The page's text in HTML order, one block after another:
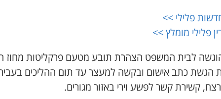
פלילי >>
פלילי מומלץ >>
לבית המשפט הצהרת תובע מטעם פרקליטות מחוז
הגשת כתב אישום ובקשה למעצר עד תום ההליכים
רצח, קשירת קשר לפשע וירי באזור מגורים.